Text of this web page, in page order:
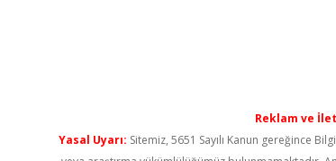
Reklam ve
Yasal Uyarı: Sitemiz, 5651 Sayılı Kanun gereğince